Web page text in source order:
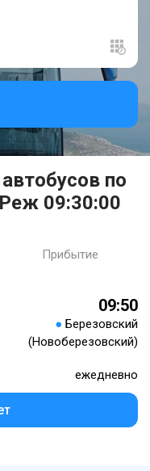
по
Реж 09:30:00
Прибытие
09:50
● Березовский
(Новоберезовский)
ежедневно